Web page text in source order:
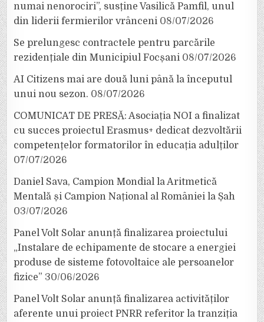
numai nenorociri”, susține Vasilică Pamfil, unul
din liderii fermierilor vrânceni 08/07/2026
Se prelungesc contractele pentru parcările
rezidențiale din Municipiul Focșani 08/07/2026
AI Citizens mai are două luni până la începutul
unui nou sezon. 08/07/2026
COMUNICAT DE PRESĂ: Asociația NOI a finalizat
cu succes proiectul Erasmus+ dedicat dezvoltării
competențelor formatorilor în educația adulților
07/07/2026
Daniel Sava, Campion Mondial la Aritmetică
Mentală și Campion Național al României la Șah
03/07/2026
Panel Volt Solar anunță finalizarea proiectului
„Instalare de echipamente de stocare a energiei
produse de sisteme fotovoltaice ale persoanelor
fizice” 30/06/2026
Panel Volt Solar anunță finalizarea activităților
aferente unui proiect PNRR referitor la tranziția